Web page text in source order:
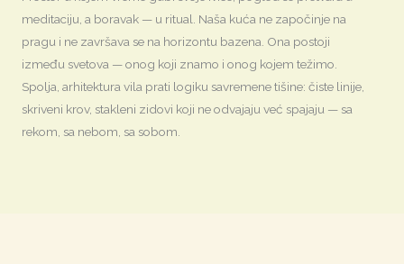
meditaciju, a boravak — u ritual. Naša kuća ne započinje na
pragu i ne završava se na horizontu bazena. Ona postoji
između svetova — onog koji znamo i onog kojem težimo.
Spolja, arhitektura vila prati logiku savremene tišine: čiste linije,
skriveni krov, stakleni zidovi koji ne odvajaju već spajaju — sa
rekom, sa nebom, sa sobom.